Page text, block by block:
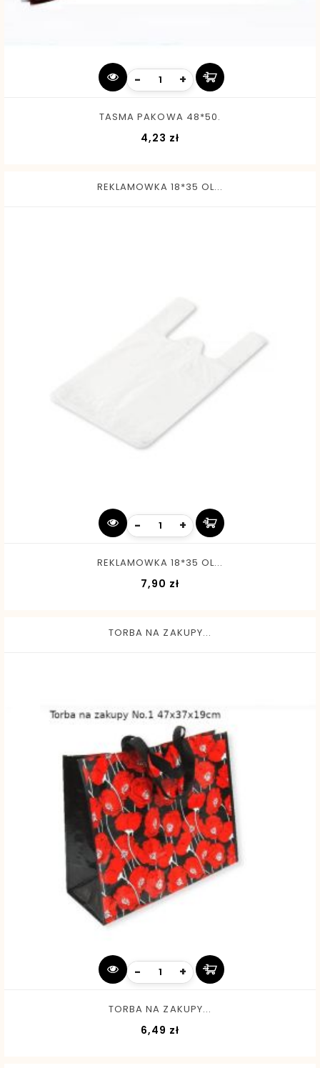
- +
TASMA PAKOWA 48*50.
4,23 złCena
REKLAMOWKA 18*35 OL...
- +
REKLAMOWKA 18*35 OL...
7,90 złCena
TORBA NA ZAKUPY...
- +
TORBA NA ZAKUPY...
6,49 złCena